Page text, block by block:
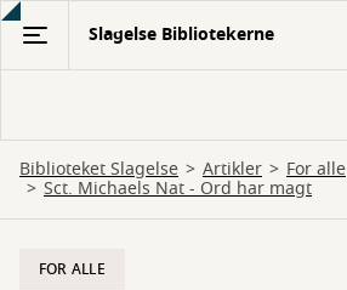
Gå
hovedindhold
Slagelse Bibliotekerne
Biblioteket Slagelse Artikler For alle
Sct. Michaels Nat - Ord har magt
FOR ALLE